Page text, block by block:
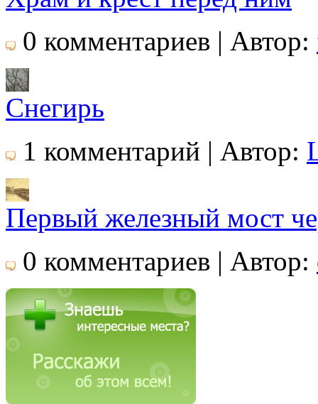
0 комментариев | Автор:
Снегирь
1 комментарий | Автор:
Первый железный мост
0 комментариев | Автор: